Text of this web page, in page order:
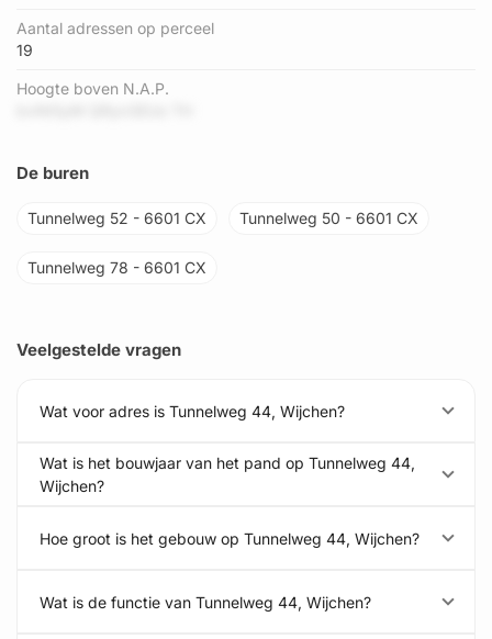
Aantal adressen op perceel
19
Hoogte boven N.A.P.
De buren
Tunnelweg 52 - 6601 CX Tunnelweg 50 - 6601 CX
Tunnelweg 78 - 6601 CX
Veelgestelde vragen
Wat voor adres is Tunnelweg 44, Wijchen?
Wat is het bouwjaar van het pand op Tunnelweg 44,
Wijchen?
Hoe groot is het gebouw op Tunnelweg 44, Wijchen?
Wat is de functie van Tunnelweg 44, Wijchen?